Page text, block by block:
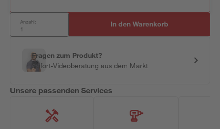
Anzahl: In den Warenkorb
Fragen zum Produkt?
Sofort-Videoberatung aus dem Markt
Unsere passenden Services